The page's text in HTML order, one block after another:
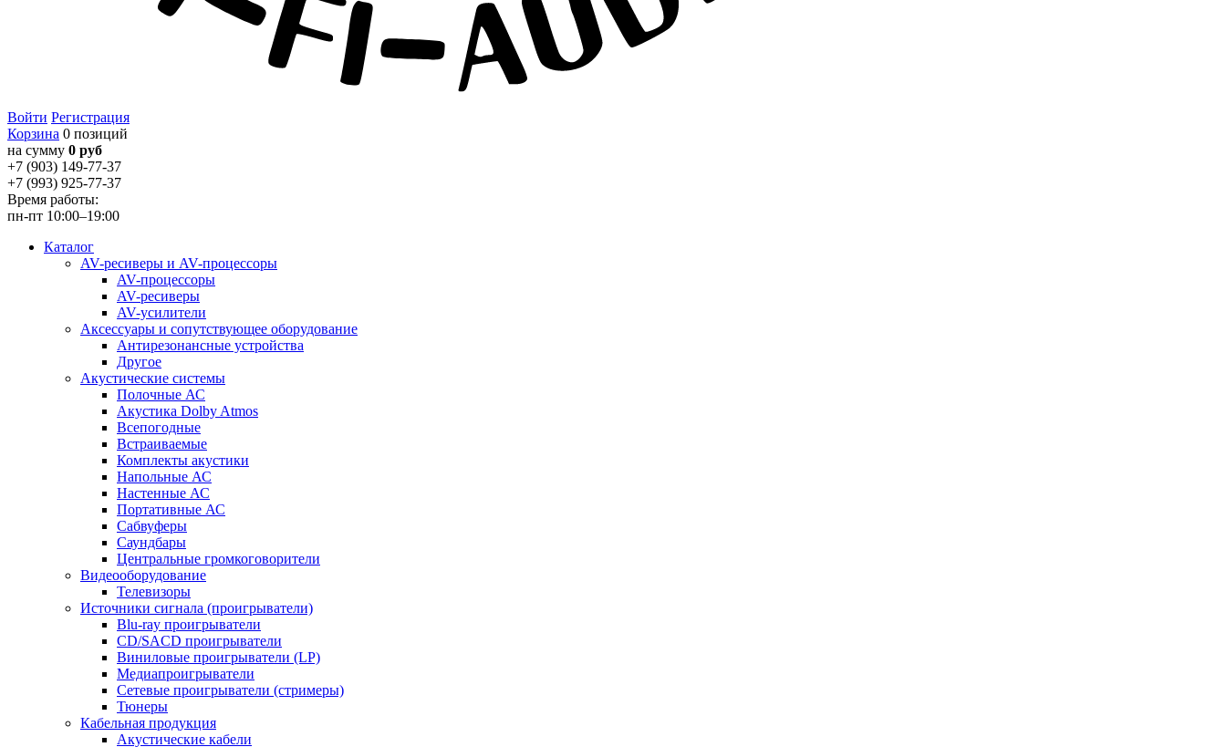
Войти Регистрация
Корзина 0 позиций
на сумму 0 руб
+7 (903) 149-77-37
+7 (993) 925-77-37
Время работы:
пн-пт 10:00–19:00
Каталог
AV-ресиверы и AV-процессоры
AV-процессоры
AV-ресиверы
AV-усилители
Аксессуары и сопутствующее оборудование
Антирезонансные устройства
Другое
Акустические системы
Полочные АС
Акустика Dolby Atmos
Всепогодные
Встраиваемые
Комплекты акустики
Напольные АС
Настенные АС
Портативные АС
Сабвуферы
Саундбары
Центральные громкоговорители
Видеооборудование
Телевизоры
Источники сигнала (проигрыватели)
Blu-ray проигрыватели
CD/SACD проигрыватели
Виниловые проигрыватели (LP)
Медиапроигрыватели
Сетевые проигрыватели (стримеры)
Тюнеры
Кабельная продукция
Акустические кабели